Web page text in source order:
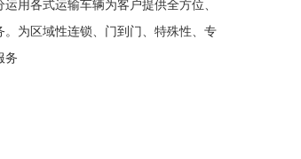
用各式运输车辆为客户提供全方位、
。为区域性连锁、门到门、特殊性、专
务